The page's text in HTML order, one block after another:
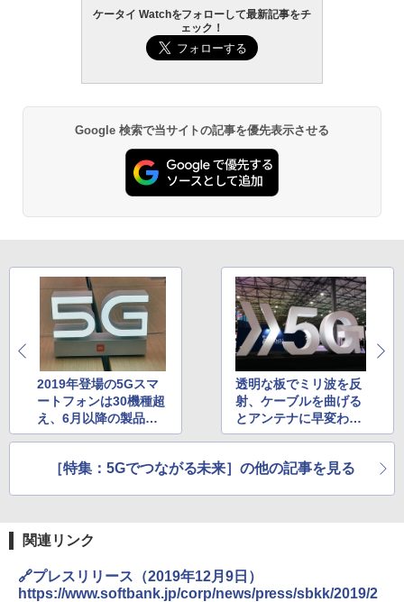
ケータイ Watchをフォローして最新記事をチ
ェック！
Google 検索で当サイトの記事を優先表示させる
2019年登場の5Gスマ
ートフォンは30機種超
え、6月以降の製品を
見る
透明な板でミリ波を反
射、ケーブルを曲げる
とアンテナに早変わり
――5G展開に向けた技
［特集：5Gでつながる未来］の他の記事を見る
関連リンク
🔗プレスリリース（2019年12月9日）
https://www.softbank.jp/corp/news/press/sbkk/2019/2